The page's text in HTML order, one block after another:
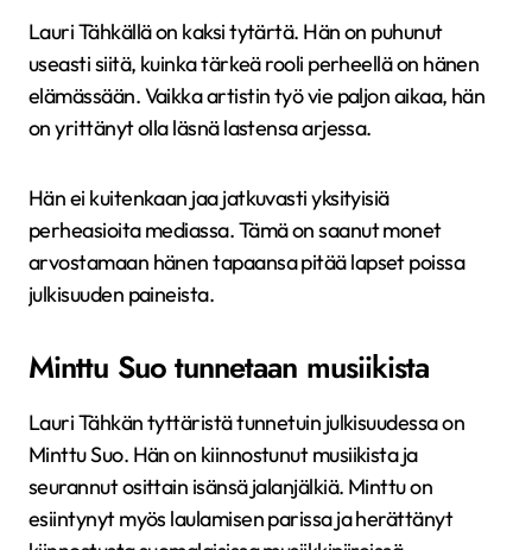
Lauri Tähkällä on kaksi tytärtä. Hän on puhunut
useasti siitä, kuinka tärkeä rooli perheellä on hänen
elämässään. Vaikka artistin työ vie paljon aikaa, hän
on yrittänyt olla läsnä lastensa arjessa.
Hän ei kuitenkaan jaa jatkuvasti yksityisiä
perheasioita mediassa. Tämä on saanut monet
arvostamaan hänen tapaansa pitää lapset poissa
julkisuuden paineista.
Minttu Suo tunnetaan musiikista
Lauri Tähkän tyttäristä tunnetuin julkisuudessa on
Minttu Suo. Hän on kiinnostunut musiikista ja
seurannut osittain isänsä jalanjälkiä. Minttu on
esiintynyt myös laulamisen parissa ja herättänyt